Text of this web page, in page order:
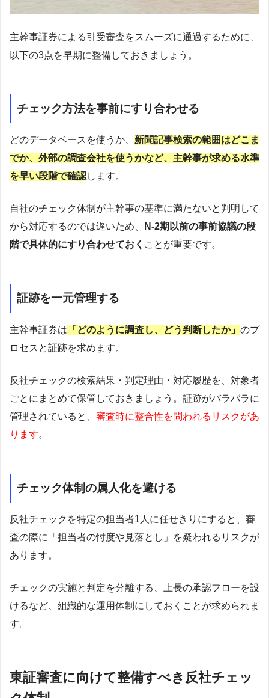
主幹事証券による引受審査をスムーズに通過するために、
以下の3点を早期に整備しておきましょう。
チェック方法を事前にすり合わせる
どのデータベースを使うか、 新聞記事検索の範囲はどこま
でか、外部の調査会社を使うかなど、主幹事が求める水準
を早い段階で確認します。
自社のチェック体制が主幹事の基準に満たないと判明して
から対応するのでは遅いため、
N-2期以前の事前協議の段
階で具体的にすり合わせておく ことが重要です。
証跡を一元管理する
主幹事証券は 「どのように調査し、どう判断したか」 のプ
ロセスと証跡を求めます。
反社チェックの検索結果・判定理由・対応履歴を、対象者
ごとにまとめて保管しておきましょう。証跡がバラバラに
管理されていると、 審査時に整合性を問われるリスクがあ
ります。
チェック体制の属人化を避ける
反社チェックを特定の担当者1人に任せきりにすると、審
査の際に「担当者の忖度や見落とし」を疑われるリスクが
あります。
チェックの実施と判定を分離する、上長の承認フローを設
けるなど、組織的な運用体制にしておくことが求められま
す。
東証審査に向けて整備すべき反社チェッ